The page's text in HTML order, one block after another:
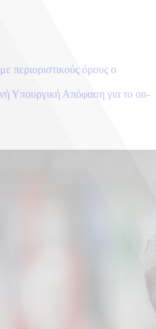
περιοριστικούς όρους ο
Υπουργική Απόφαση για το on-